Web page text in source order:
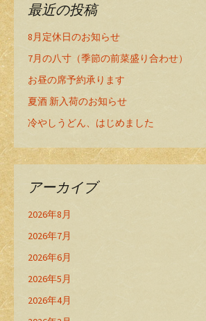
最近の投稿
8月定休日のお知らせ
7月の八寸（季節の前菜盛り合わせ）
お昼の席予約承ります
夏酒 新入荷のお知らせ
冷やしうどん、はじめました
アーカイブ
2026年8月
2026年7月
2026年6月
2026年5月
2026年4月